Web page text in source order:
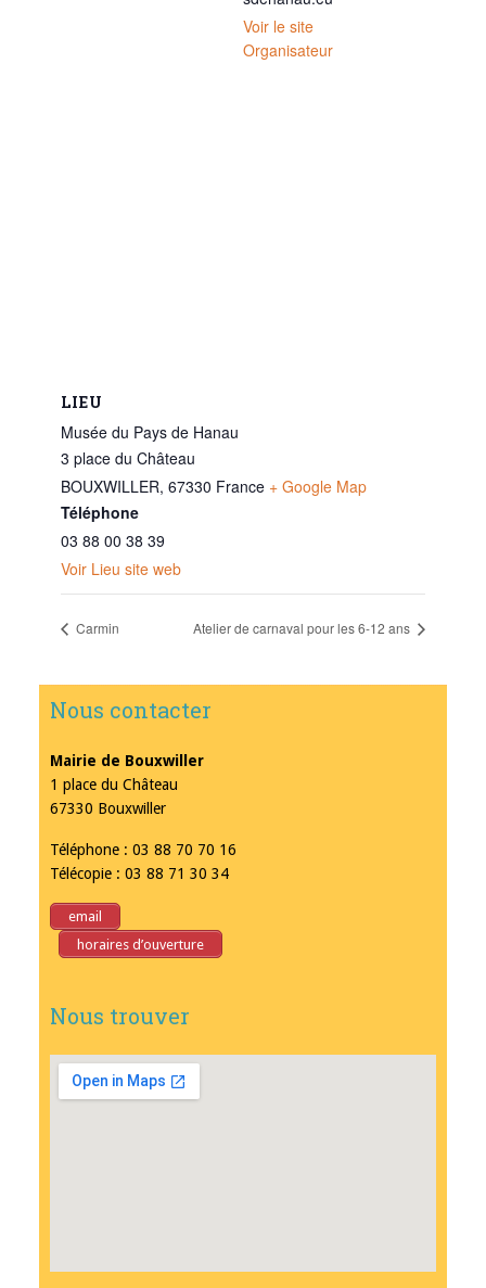
Voir le site
Organisateur
LIEU
Musée du Pays de Hanau
3 place du Château
BOUXWILLER, 67330 France + Google Map
Téléphone
03 88 00 38 39
Voir Lieu site web
Carmin Atelier de carnaval pour les 6-12 ans
Nous contacter
Mairie de Bouxwiller
1 place du Château
67330 Bouxwiller
Téléphone : 03 88 70 70 16
Télécopie : 03 88 71 30 34
email
horaires d’ouverture
Nous trouver